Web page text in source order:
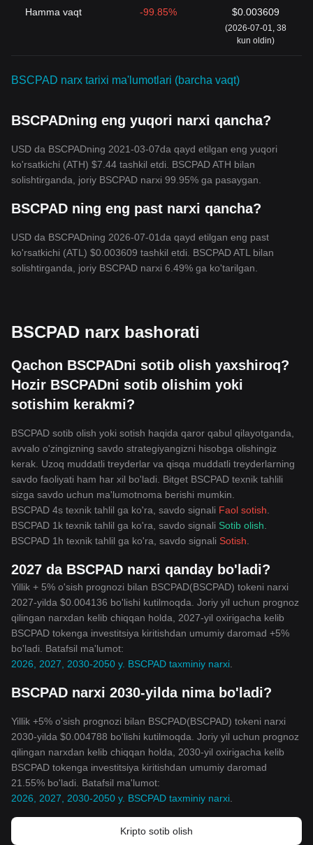
Hamma vaqt -99.85% $0.003609
(2026-07-01, 38
kun oldin)
BSCPAD narx tarixi ma'lumotlari (barcha vaqt)
BSCPADning eng yuqori narxi qancha?
USD da BSCPADning 2021-03-07da qayd etilgan eng yuqori
ko'rsatkichi (ATH) $7.44 tashkil etdi. BSCPAD ATH bilan
solishtirganda, joriy BSCPAD narxi 99.95% ga pasaygan.
BSCPAD ning eng past narxi qancha?
USD da BSCPADning 2026-07-01da qayd etilgan eng past
ko'rsatkichi (ATL) $0.003609 tashkil etdi. BSCPAD ATL bilan
solishtirganda, joriy BSCPAD narxi 6.49% ga ko'tarilgan.
BSCPAD narx bashorati
Qachon BSCPADni sotib olish yaxshiroq?
Hozir BSCPADni sotib olishim yoki
sotishim kerakmi?
BSCPAD sotib olish yoki sotish haqida qaror qabul qilayotganda,
avvalo o'zingizning savdo strategiyangizni hisobga olishingiz
kerak. Uzoq muddatli treyderlar va qisqa muddatli treyderlarning
savdo faoliyati ham har xil bo'ladi. Bitget BSCPAD texnik tahlili
sizga savdo uchun ma'lumotnoma berishi mumkin.
BSCPAD 4s texnik tahlil ga ko'ra, savdo signali Faol sotish
BSCPAD 1k texnik tahlil ga ko'ra, savdo signali Sotib olish
BSCPAD 1h texnik tahlil ga ko'ra, savdo signali Sotish
2027 da BSCPAD narxi qanday bo'ladi?
Yillik + 5% o'sish prognozi bilan BSCPAD(BSCPAD) tokeni narxi
2027-yilda $0.004136 bo'lishi kutilmoqda. Joriy yil uchun prognoz
qilingan narxdan kelib chiqqan holda, 2027-yil oxirigacha kelib
BSCPAD tokenga investitsiya kiritishdan umumiy daromad +5%
bo'ladi. Batafsil ma'lumot:
2026, 2027, 2030-2050 y. BSCPAD taxminiy narxi
BSCPAD narxi 2030-yilda nima bo'ladi?
Yillik +5% o'sish prognozi bilan BSCPAD(BSCPAD) tokeni narxi
2030-yilda $0.004788 bo'lishi kutilmoqda. Joriy yil uchun prognoz
qilingan narxdan kelib chiqqan holda, 2030-yil oxirigacha kelib
BSCPAD tokenga investitsiya kiritishdan umumiy daromad
21.55% bo'ladi. Batafsil ma'lumot:
2026, 2027, 2030-2050 y. BSCPAD taxminiy narxi
Kripto sotib olish